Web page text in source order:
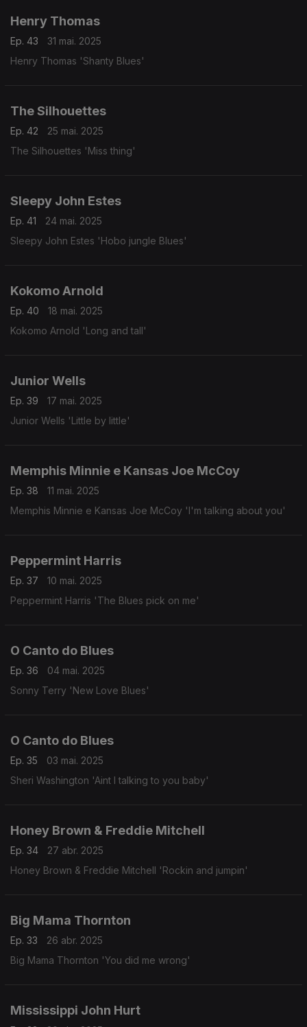
Henry Thomas
Ep. 43
31 mai. 2025
Henry Thomas 'Shanty Blues'
The Silhouettes
Ep. 42
25 mai. 2025
The Silhouettes 'Miss thing'
Sleepy John Estes
Ep. 41
24 mai. 2025
Sleepy John Estes 'Hobo jungle Blues'
Kokomo Arnold
Ep. 40
18 mai. 2025
Kokomo Arnold 'Long and tall'
Junior Wells
Ep. 39
17 mai. 2025
Junior Wells 'Little by little'
Memphis Minnie e Kansas Joe McCoy
Ep. 38
11 mai. 2025
Memphis Minnie e Kansas Joe McCoy 'I'm talking about you'
Peppermint Harris
Ep. 37
10 mai. 2025
Peppermint Harris 'The Blues pick on me'
O Canto do Blues
Ep. 36
04 mai. 2025
Sonny Terry 'New Love Blues'
O Canto do Blues
Ep. 35
03 mai. 2025
Sheri Washington 'Aint I talking to you baby'
Honey Brown & Freddie Mitchell
Ep. 34
27 abr. 2025
Honey Brown & Freddie Mitchell 'Rockin and jumpin'
Big Mama Thornton
Ep. 33
26 abr. 2025
Big Mama Thornton 'You did me wrong'
Mississippi John Hurt